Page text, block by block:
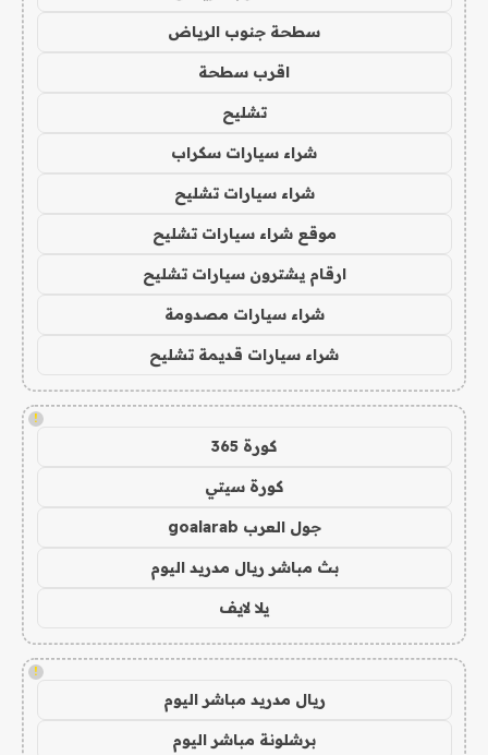
سطحة جنوب الرياض
اقرب سطحة
تشليح
شراء سيارات سكراب
شراء سيارات تشليح
موقع شراء سيارات تشليح
ارقام يشترون سيارات تشليح
شراء سيارات مصدومة
شراء سيارات قديمة تشليح
!
كورة 365
كورة سيتي
جول العرب goalarab
بث مباشر ريال مدريد اليوم
يلا لايف
!
ريال مدريد مباشر اليوم
برشلونة مباشر اليوم